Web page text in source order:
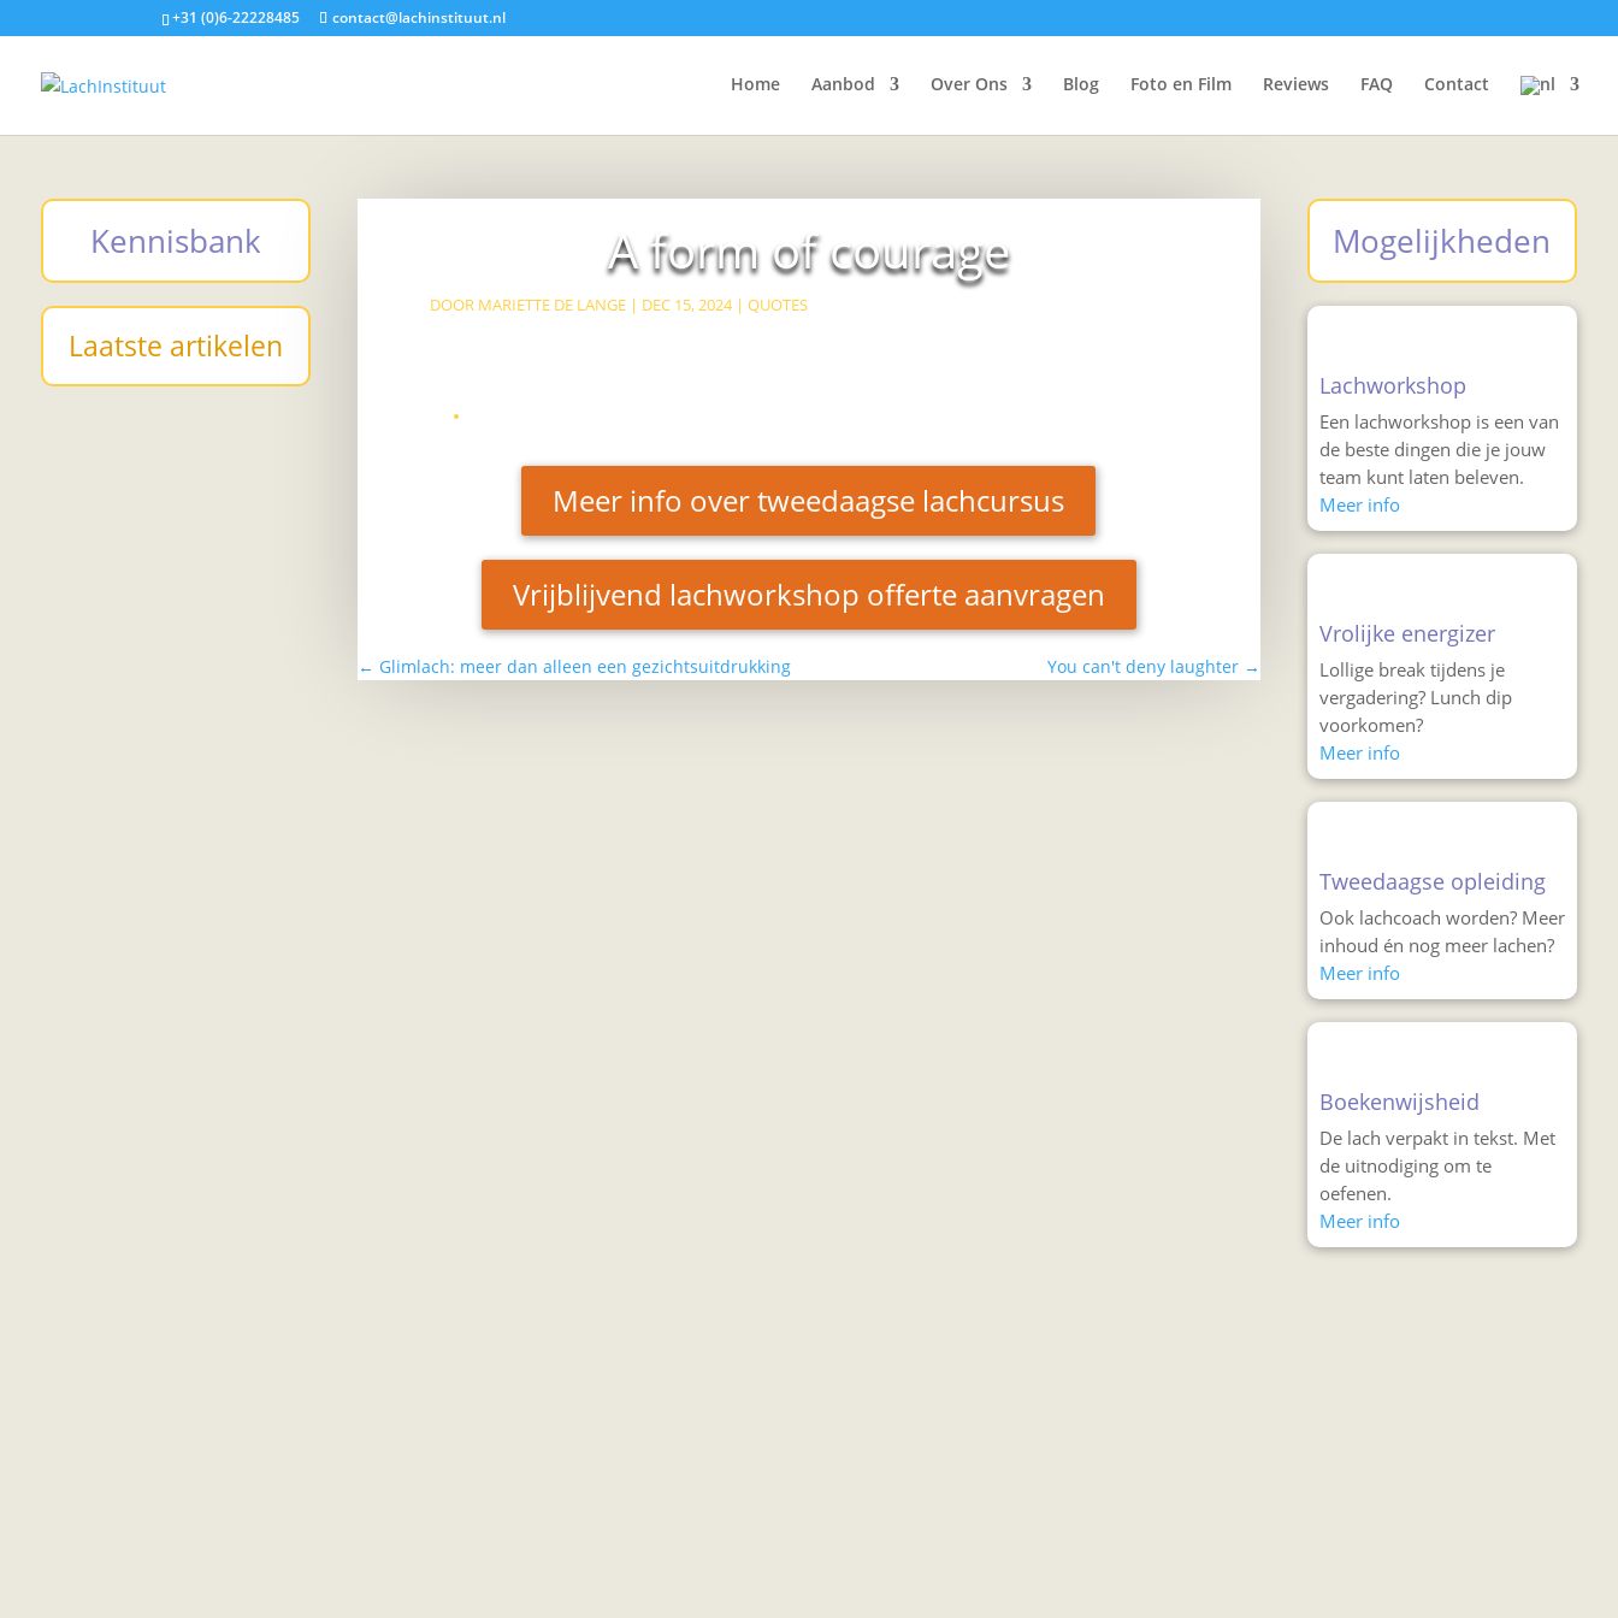
+31 (0)6-22228485 contact@lachinstituut.nl
Home Aanbod Over Ons Blog Foto en Film Reviews FAQ Contact
Kennisbank
Laatste artikelen
A form of courage
DOOR MARIETTE DE LANGE| DEC 15, 2024| QUOTES
Meer info over tweedaagse lachcursus
Vrijblijvend lachworkshop offerte aanvragen
← Glimlach: meer dan alleen een gezichtsuitdrukking You can't deny laughter →
Mogelijkheden
Lachworkshop
Een lachworkshop is een van
de beste dingen die je jouw
team kunt laten beleven.
Meer info
Vrolijke energizer
Lollige break tijdens je
vergadering? Lunch dip
voorkomen?
Meer info
Tweedaagse opleiding
Ook lachcoach worden? Meer
inhoud én nog meer lachen?
Meer info
Boekenwijsheid
De lach verpakt in tekst. Met
de uitnodiging om te
oefenen.
Meer info